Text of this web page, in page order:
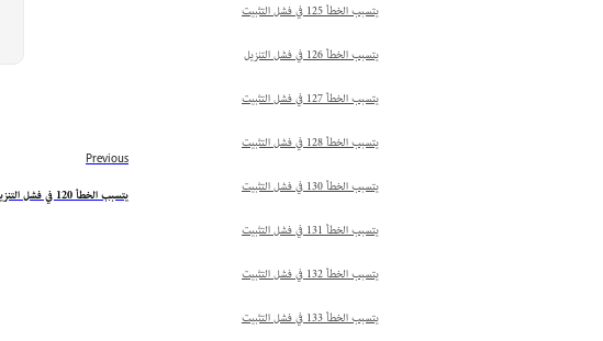
يتسبب الخطأ 125 في فشل التثبيت
يتسبب الخطأ 126 في فشل التنزيل
يتسبب الخطأ 127 في فشل التثبيت
يتسبب الخطأ 128 في فشل التثبيت
يتسبب الخطأ 130 في فشل التثبيت
يتسبب الخطأ 131 في فشل التثبيت
يتسبب الخطأ 132 في فشل التثبيت
يتسبب الخطأ 133 في فشل التثبيت
Previous
يتسبب الخطأ 120 في فشل التنزيل